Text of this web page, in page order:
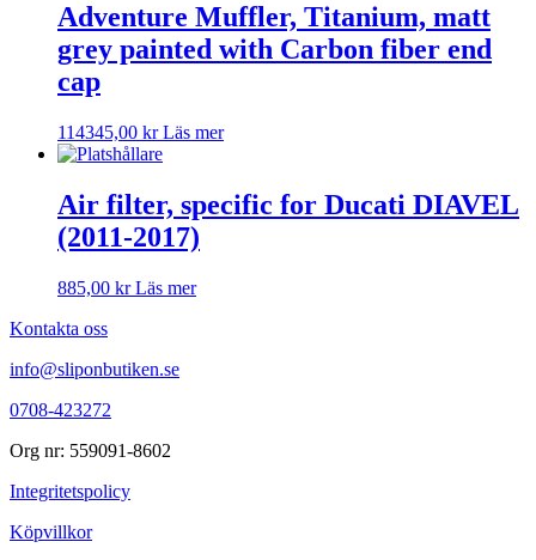
Adventure Muffler, Titanium, matt
grey painted with Carbon fiber end
cap
114345,00 kr Läs mer
Air filter, specific for Ducati DIAVEL
(2011-2017)
885,00 kr Läs mer
Kontakta oss
info@sliponbutiken.se
0708-423272
Org nr: 559091-8602
Integritetspolicy
Köpvillkor